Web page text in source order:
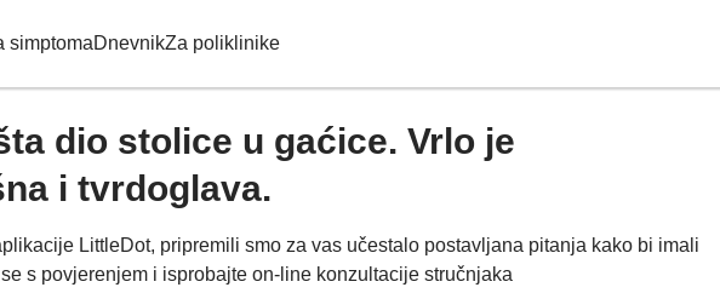
simptomaDnevnikZa poliklinike
dio stolice u gaćice. Vrlo je
i tvrdoglava.
LittleDot, pripremili smo za vas učestalo postavljana pitanja kako bi imali
s povjerenjem i isprobajte on-line konzultacije stručnjaka